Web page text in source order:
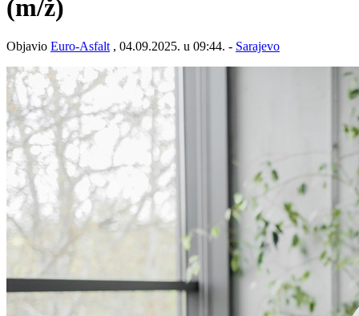
(m/ž)
Objavio Euro-Asfalt , 04.09.2025. u 09:44. - Sarajevo